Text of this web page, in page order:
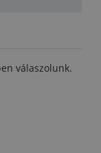
válaszolunk.